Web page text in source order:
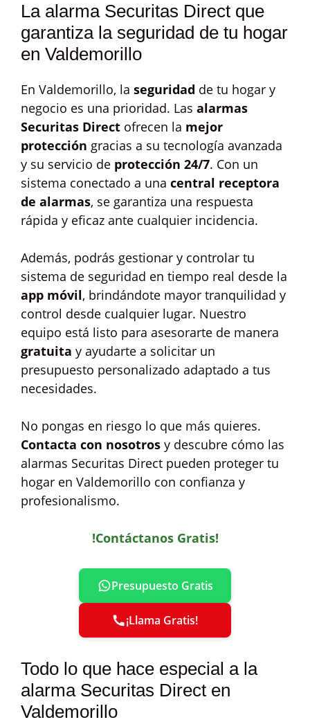
La alarma Securitas Direct que
garantiza la seguridad de tu hogar
en Valdemorillo
En Valdemorillo, la seguridad de tu hogar y
negocio es una prioridad. Las alarmas
Securitas Direct ofrecen la mejor
protección gracias a su tecnología avanzada
y su servicio de protección 24/7. Con un
sistema conectado a una central receptora
de alarmas, se garantiza una respuesta
rápida y eficaz ante cualquier incidencia.
Además, podrás gestionar y controlar tu
sistema de seguridad en tiempo real desde la
app móvil, brindándote mayor tranquilidad y
control desde cualquier lugar. Nuestro
equipo está listo para asesorarte de manera
gratuita y ayudarte a solicitar un
presupuesto personalizado adaptado a tus
necesidades.
No pongas en riesgo lo que más quieres.
Contacta con nosotros y descubre cómo las
alarmas Securitas Direct pueden proteger tu
hogar en Valdemorillo con confianza y
profesionalismo.
!Contáctanos Gratis!
Presupuesto Gratis
¡Llama Gratis!
Todo lo que hace especial a la
alarma Securitas Direct en
Valdemorillo